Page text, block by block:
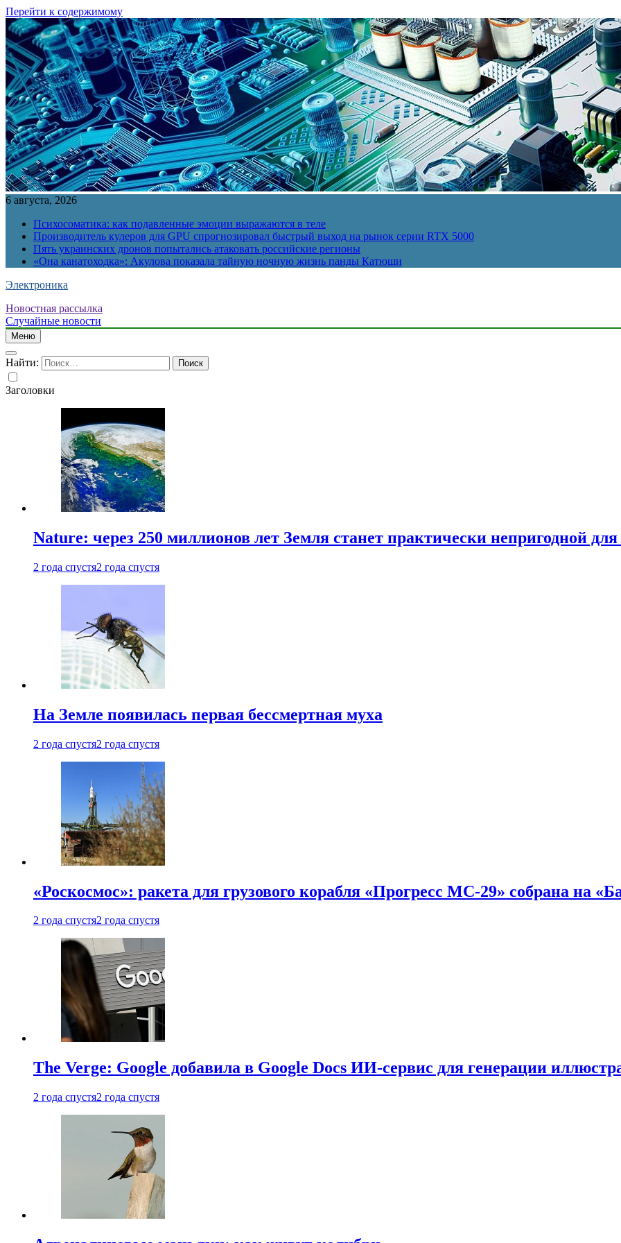
Перейти к содержимому
6 августа, 2026
Психосоматика: как подавленные эмоции выражаются в теле
Производитель кулеров для GPU спрогнозировал быстрый выход на рынок серии RTX 5000
Пять украинских дронов попытались атаковать российские регионы
«Она канатоходка»: Акулова показала тайную ночную жизнь панды Катюши
Электроника
Новостная рассылка
Случайные новости
Меню
Найти:
Заголовки
Nature: через 250 миллионов лет Земля станет практически непригодной
2 года спустя2 года спустя
На Земле появилась первая бессмертная муха
2 года спустя2 года спустя
«Роскосмос»: ракета для грузового корабля «Прогресс МС-29» собрана на
2 года спустя2 года спустя
The Verge: Google добавила в Google Docs ИИ-сервис для генерации
2 года спустя2 года спустя